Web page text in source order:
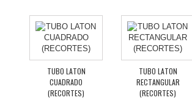
TUBO LATON
CUADRADO
(RECORTES)
TUBO LATON
RECTANGULAR
(RECORTES)